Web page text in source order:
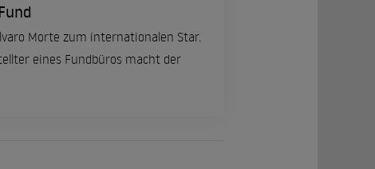
Morte zum internationalen Star.
eines Fundbüros macht der